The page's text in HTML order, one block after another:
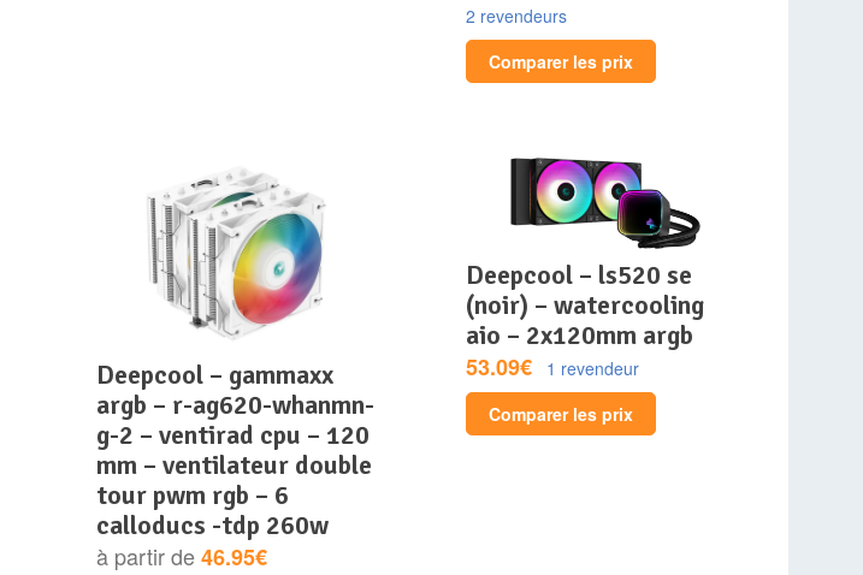
2 revendeurs
Comparer les prix
deepcool – gammaxx
argb – r-ag620-whanmn-
g-2 – ventirad cpu – 120
mm – ventilateur double
tour pwm rgb – 6
calloducs -tdp 260w
à partir de46.95€
deepcool – ls520 se
(noir) – watercooling
aio – 2x120mm argb
53.09€
1 revendeur
Comparer les prix